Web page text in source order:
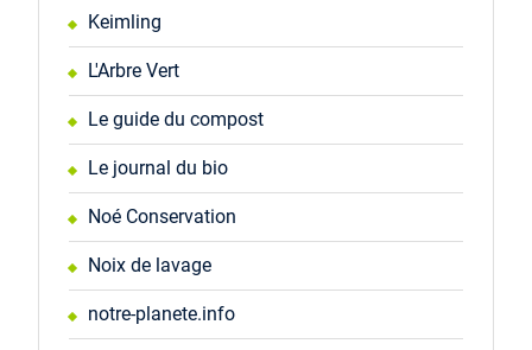
Keimling
L'Arbre Vert
Le guide du compost
Le journal du bio
Noé Conservation
Noix de lavage
notre-planete.info